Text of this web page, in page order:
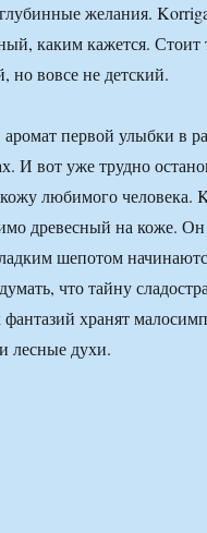
желания.
каким кажется.
но вовсе не детский.
первой улыбки в
И вот уже трудно
любимого человека.
древесный на коже.
шепотом
что тайну
хранят
лесные духи.